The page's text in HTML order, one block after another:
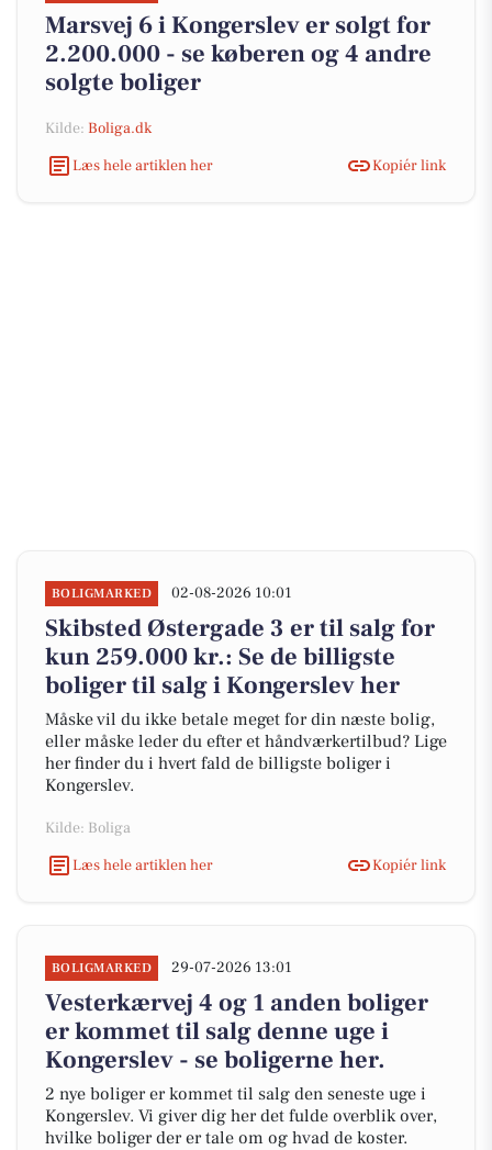
Marsvej 6 i Kongerslev er solgt for
2.200.000 - se køberen og 4 andre
solgte boliger
Kilde: Boliga.dk
Læs hele artiklen her
Kopiér link
BOLIGMARKED 02-08-2026 10:01
Skibsted Østergade 3 er til salg for
kun 259.000 kr.: Se de billigste
boliger til salg i Kongerslev her
Måske vil du ikke betale meget for din næste bolig,
eller måske leder du efter et håndværkertilbud? Lige
her finder du i hvert fald de billigste boliger i
Kongerslev.
Kilde: Boliga
Læs hele artiklen her
Kopiér link
BOLIGMARKED 29-07-2026 13:01
Vesterkærvej 4 og 1 anden boliger
er kommet til salg denne uge i
Kongerslev - se boligerne her.
2 nye boliger er kommet til salg den seneste uge i
Kongerslev. Vi giver dig her det fulde overblik over,
hvilke boliger der er tale om og hvad de koster.